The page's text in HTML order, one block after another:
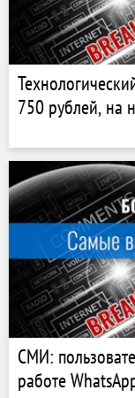
750 рублей, на
СМИ:
работе